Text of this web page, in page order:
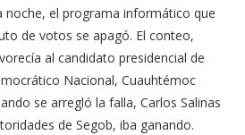
noche, el programa informático que
de votos se apagó. El conteo,
al candidato presidencial de
Nacional, Cuauhtémoc
se arregló la falla, Carlos Salinas
de Segob, iba ganando.